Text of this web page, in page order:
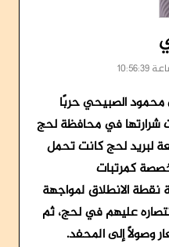
الركن محمود الصبيحي حربًا
شرارتها في محافظة لحج
لبريد لحج كانت تحمل
كمرتبات
نقطة الانطلاق لمواجهة
عليهم في لحج، ثم
وصولًا إلى المحفد.